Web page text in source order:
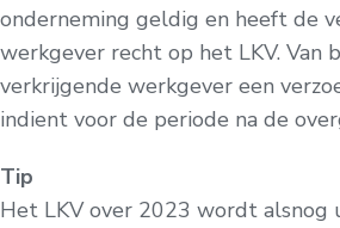
onderneming geldig en heeft de
werkgever recht op het LKV. Van
verkrijgende werkgever een
indient voor de periode na de
Tip
Het LKV over 2023 wordt alsnog